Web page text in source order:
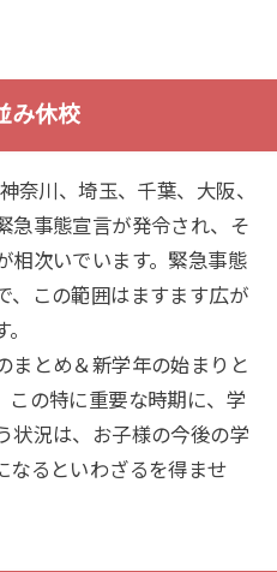
み休校
奈川、埼玉、千葉、大阪、
急事態宣言が発令され、そ
相次いでいます。緊急事態
、この範囲はますます広が
まとめ＆新学年の始まりと
この特に重要な時期に、学
状況は、お子様の今後の学
なるといわざるを得ませ